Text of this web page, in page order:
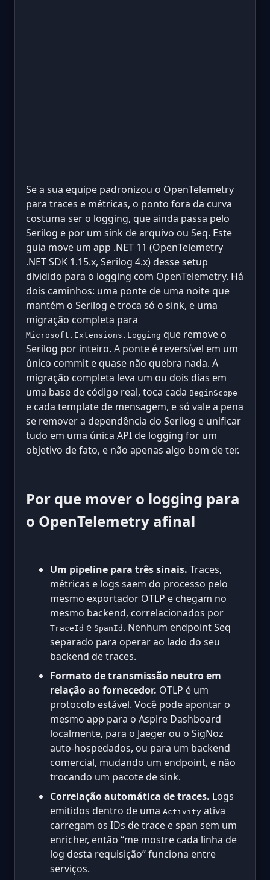
Se a sua equipe padronizou o OpenTelemetry
para traces e métricas, o ponto fora da curva
costuma ser o logging, que ainda passa pelo
Serilog e por um sink de arquivo ou Seq. Este
guia move um app .NET 11 (OpenTelemetry
.NET SDK 1.15.x, Serilog 4.x) desse setup
dividido para o logging com OpenTelemetry. Há
dois caminhos: uma ponte de uma noite que
mantém o Serilog e troca só o sink, e uma
migração completa para
Microsoft.Extensions.Logging que remove o
Serilog por inteiro. A ponte é reversível em um
único commit e quase não quebra nada. A
migração completa leva um ou dois dias em
uma base de código real, toca cada BeginScope
e cada template de mensagem, e só vale a pena
se remover a dependência do Serilog e unificar
tudo em uma única API de logging for um
objetivo de fato, e não apenas algo bom de ter.
Por que mover o logging para
o OpenTelemetry afinal
Um pipeline para três sinais. Traces,
métricas e logs saem do processo pelo
mesmo exportador OTLP e chegam no
mesmo backend, correlacionados por
TraceId e SpanId . Nenhum endpoint Seq
separado para operar ao lado do seu
backend de traces.
Formato de transmissão neutro em
relação ao fornecedor. OTLP é um
protocolo estável. Você pode apontar o
mesmo app para o Aspire Dashboard
localmente, para o Jaeger ou o SigNoz
auto-hospedados, ou para um backend
comercial, mudando um endpoint, e não
trocando um pacote de sink.
Correlação automática de traces. Logs
emitidos dentro de uma Activity ativa
carregam os IDs de trace e span sem um
enricher, então “me mostre cada linha de
log desta requisição” funciona entre
serviços.